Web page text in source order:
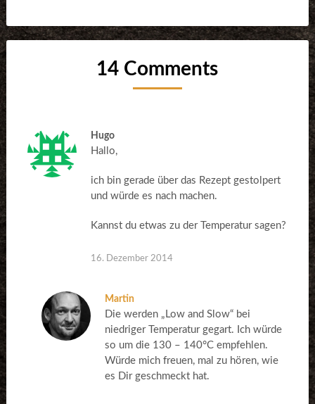
14 Comments
Hugo
Hallo,
ich bin gerade über das Rezept gestolpert
und würde es nach machen.
Kannst du etwas zu der Temperatur sagen?
16. Dezember 2014
Martin
Die werden „Low and Slow“ bei
niedriger Temperatur gegart. Ich würde
so um die 130 – 140°C empfehlen.
Würde mich freuen, mal zu hören, wie
es Dir geschmeckt hat.